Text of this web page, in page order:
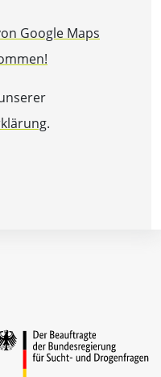
Google Maps
.